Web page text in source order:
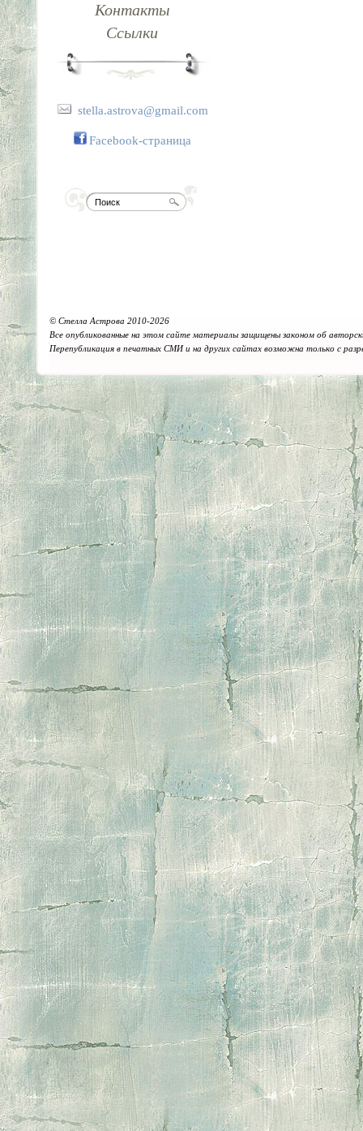
Контакты
Ссылки
stella.astrova@gmail.com
Facebook-страница
© Стелла Астрова 2010-2026
Все опубликованные на этом сайте материалы защищены законом об
Перепубликация в печатных СМИ и на других сайтах возможна только с